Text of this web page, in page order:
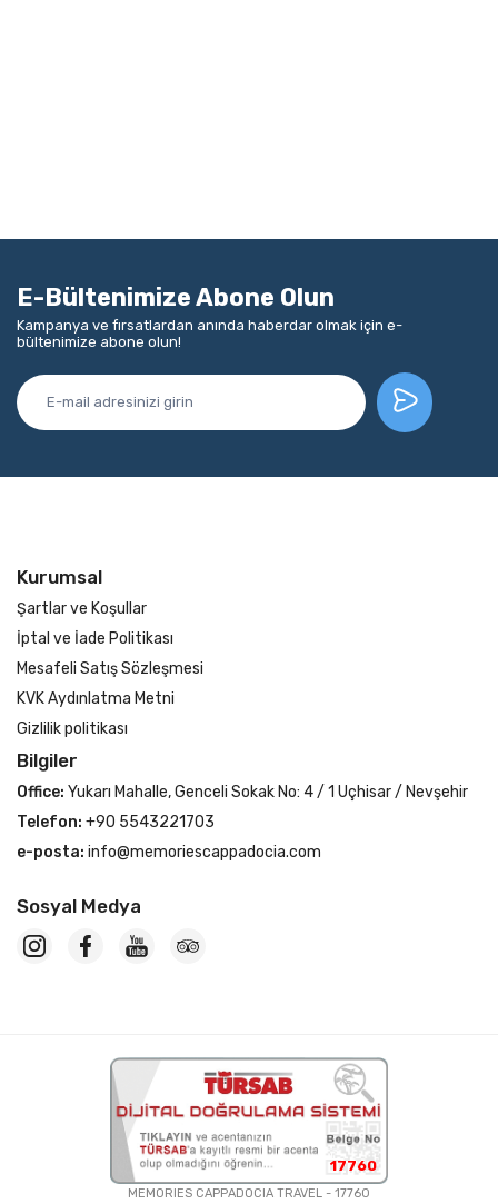
E-Bültenimize Abone Olun
Kampanya ve fırsatlardan anında haberdar olmak için e-
bültenimize abone olun!
Kurumsal
Şartlar ve Koşullar
İptal ve İade Politikası
Mesafeli Satış Sözleşmesi
KVK Aydınlatma Metni
Gizlilik politikası
Bilgiler
Office: Yukarı Mahalle, Genceli Sokak No: 4 / 1 Uçhisar / Nevşehir
Telefon: +90 5543221703
e-posta: info@memoriescappadocia.com
Sosyal Medya
17760
MEMORIES CAPPADOCIA TRAVEL - 17760